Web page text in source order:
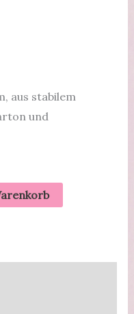
aus stabilem
und